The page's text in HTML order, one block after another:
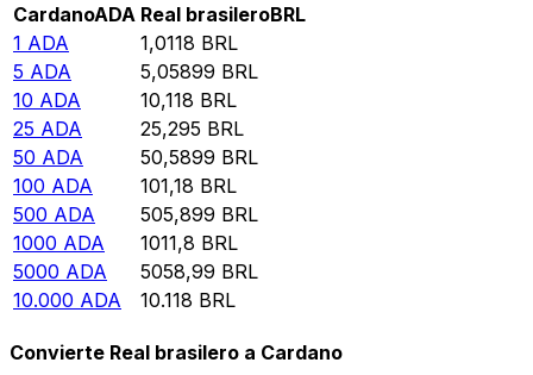
CardanoADA Real brasileroBRL
1 ADA 1,0118 BRL
5 ADA 5,05899 BRL
10 ADA 10,118 BRL
25 ADA 25,295 BRL
50 ADA 50,5899 BRL
100 ADA 101,18 BRL
500 ADA 505,899 BRL
1000 ADA 1011,8 BRL
5000 ADA 5058,99 BRL
10.000 ADA 10.118 BRL
Convierte Real brasilero a Cardano